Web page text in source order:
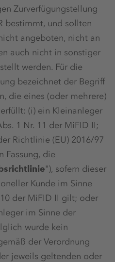
Zurverfügungstellung
bestimmt, und sollten
angeboten, nicht an
auch nicht in sonstiger
werden. Für die
bezeichnet der Begriff
die eines (oder mehrere)
(i) ein Kleinanleger
1 Nr. 11 der MiFID II;
Richtlinie (EU) 2016/97
Fassung, die
"), sofern dieser
Kunde im Sinne
der MiFID II gilt; oder
im Sinne der
wurde kein
der Verordnung
jeweils geltenden oder